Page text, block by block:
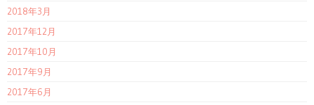
2018年3月
2017年12月
2017年10月
2017年9月
2017年6月